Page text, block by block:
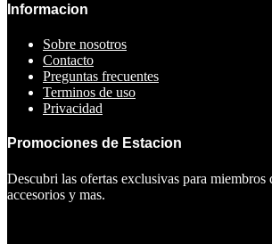
Informacion
Sobre nosotros
Contacto
Preguntas frecuentes
Terminos de uso
Privacidad
Promociones de Estacion
Descubri las ofertas exclusivas para miembros
accesorios y mas.